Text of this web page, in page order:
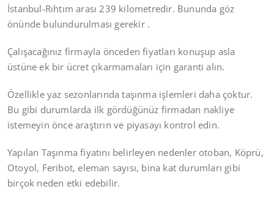
İstanbul-Rıhtım arası 239 kilometredir. Bununda göz
önünde bulundurulması gerekir .
Çalışacağınız firmayla önceden fiyatları konuşup asla
üstüne ek bir ücret çıkarmamaları için garanti alın.
Özellikle yaz sezonlarında taşınma işlemleri daha çoktur.
Bu gibi durumlarda ilk gördüğünüz firmadan nakliye
istemeyin önce araştırın ve piyasayı kontrol edin.
Yapılan Taşınma fiyatını belirleyen nedenler otoban, Köprü,
Otoyol, Feribot, eleman sayısı, bina kat durumları gibi
birçok neden etki edebilir.